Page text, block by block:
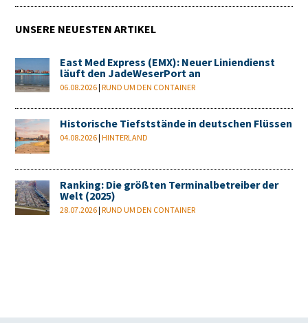
UNSERE NEUESTEN ARTIKEL
East Med Express (EMX): Neuer Liniendienst
läuft den JadeWeserPort an
06.08.2026 |RUND UM DEN CONTAINER
Historische Tiefststände in deutschen Flüssen
04.08.2026 |HINTERLAND
Ranking: Die größten Terminalbetreiber der
Welt (2025)
28.07.2026 |RUND UM DEN CONTAINER